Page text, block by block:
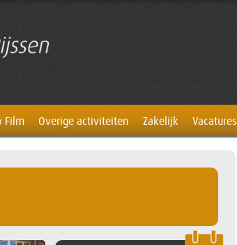
Film Overige activiteiten Zakelijk Vacatures